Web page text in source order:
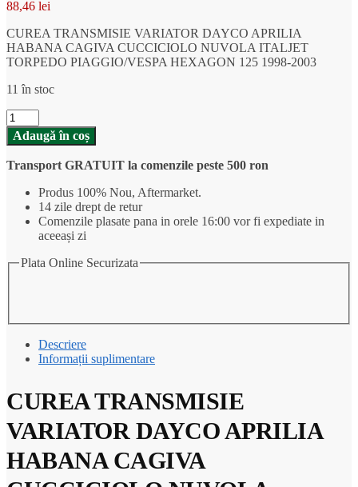
88,46 lei
CUREA TRANSMISIE VARIATOR DAYCO APRILIA
HABANA CAGIVA CUCCICIOLO NUVOLA ITALJET
TORPEDO PIAGGIO/VESPA HEXAGON 125 1998-2003
11 în stoc
Cantitate
CUREA
TRANSMISIE
VARIATOR
DAYCO
APRILIA
HABANA
CAGIVA
CUCCICIOLO
ITALJET
2003
Adaugă în coș
Transport GRATUIT la comenzile peste 500 ron
Produs 100% Nou, Aftermarket.
14 zile drept de retur
Comenzile plasate pana in orele 16:00 vor fi expediate in
aceeași zi
Plata Online Securizata
Descriere
Informații suplimentare
CUREA TRANSMISIE
VARIATOR DAYCO APRILIA
HABANA CAGIVA